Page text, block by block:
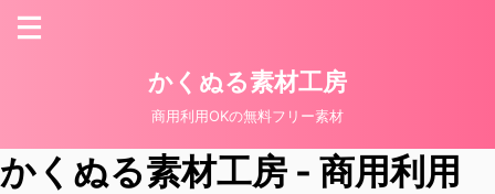
かくぬる素材工房
商用利用OKの無料フリー素材
かくぬる素材工房 - 商用利用